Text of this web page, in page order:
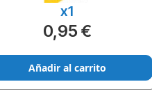
x1
0,95 €
Añadir al carrito